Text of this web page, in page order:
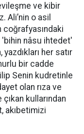
ve kibir
Ali’nin o asil
nâsu ihtedet'
yazdıkları her satır
bir cadde
Senin kudretinle
olan rıza ve
kullarından
akıbetimizi